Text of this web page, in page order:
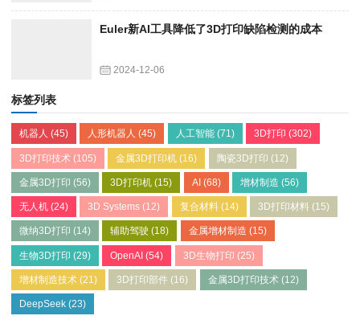
Euler新AI工具降低了3D打印缺陷检测的成本
2024-12-06
标签列表
机器人 (45) 人形机器人 (45) 人工智能(71) 3D打印 (302)
3D打印技术 (105) 金属3D打印机 (16) 陶瓷3D打印 (12)
金属3D打印 (56) 3D打印机 (15) AI(68) 增材制造 (56)
无人机 (24) 3D Systems (12) 复合材料(14) 3D打印材料 (15)
微纳3D打印 (14) 辅助驾驶 (18) 金属增材制造 (15)
生物3D打印 (29) OpenAI (54) 3D生物打印 (25)
增材制造技术 (21) 3D打印部件 (16) 金属3D打印技术(12)
DeepSeek (23)